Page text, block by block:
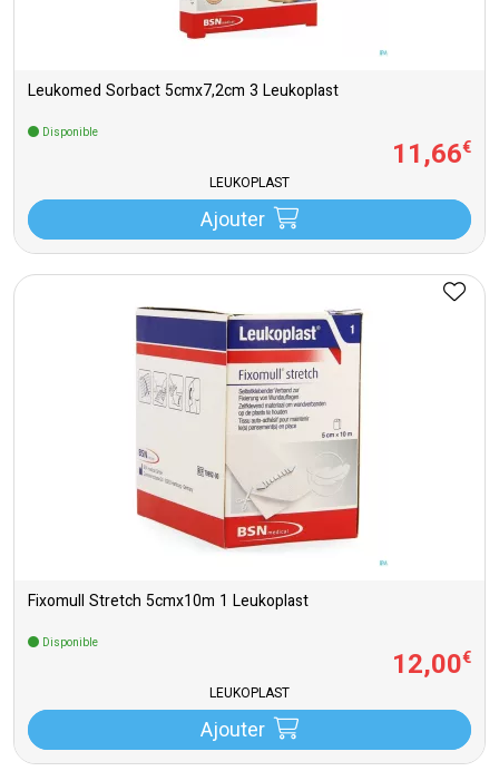
Leukomed Sorbact 5cmx7,2cm 3 Leukoplast
Disponible
11,66€
LEUKOPLAST
Ajouter
Fixomull Stretch 5cmx10m 1 Leukoplast
Disponible
12,00€
LEUKOPLAST
Ajouter